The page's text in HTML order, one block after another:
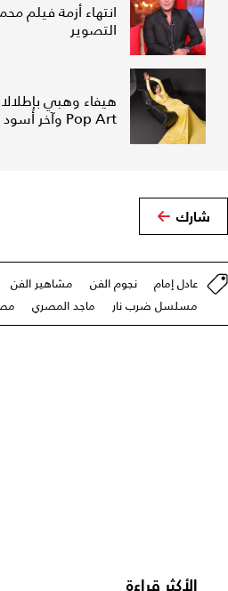
انتهاء أزمة فيلم
التصوير
هيفاء وهبي
Pop Art وآخر أسود جريء
شارك
عادل إمام نجوم الفن مشاهير الفن
مسلسل ضرب نار
ماجد المصري
الأكثر قراءة